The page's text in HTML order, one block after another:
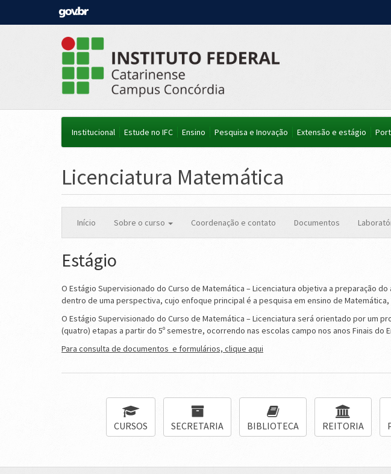
Institucional Estude no IFC Ensino Pesquisa e Inovação Extensão e estágio
Licenciatura Matemática
Início Sobre o curso Coordenação e contato Documentos
Estágio
O Estágio Supervisionado do Curso de Matemática – Licenciatura objetiva a preparação
dentro de uma perspectiva, cujo enfoque principal é a pesquisa em ensino de
O Estágio Supervisionado do Curso de Matemática – Licenciatura será orientado por um
(quatro) etapas a partir do 5º semestre, ocorrendo nas escolas campo nos anos Finais do
Para consulta de documentos e formulários, clique aqui
CURSOS SECRETARIA BIBLIOTECA REITORIA